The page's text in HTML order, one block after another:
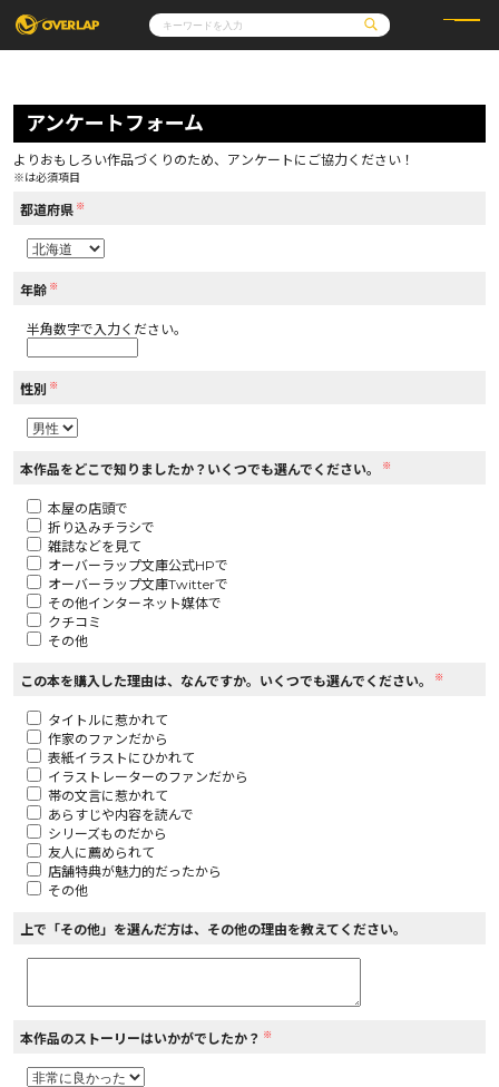
コミック
コミックガルド
コミッククリエ
LiQulle
ラブパルフェ
ライトノベル
ロサージュノベルス
その他
コミックエッセイ
通販・NEWS
OVERLAP STORE
アクセス
オーバーラップホールディングス
コミックパルフェ
アンケートフォーム
よりおもしろい作品づくりのため、アンケートにご協力ください！
※は必須項目
都道府県 ※
年齢 ※
半角数字で入力ください。
性別 ※
本作品をどこで知りましたか？いくつでも選んでください。 ※
本屋の店頭で
折り込みチラシで
雑誌などを見て
オーバーラップ文庫公式HPで
オーバーラップ文庫Twitterで
その他インターネット媒体で
クチコミ
その他
この本を購入した理由は、なんですか。いくつでも選んでください。 ※
タイトルに惹かれて
作家のファンだから
表紙イラストにひかれて
イラストレーターのファンだから
帯の文言に惹かれて
あらすじや内容を読んで
シリーズものだから
友人に薦められて
店舗特典が魅力的だったから
その他
上で「その他」を選んだ方は、その他の理由を教えてください。
本作品のストーリーはいかがでしたか？ ※